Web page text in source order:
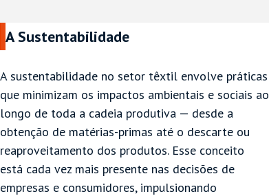
A Sustentabilidade
A sustentabilidade no setor têxtil envolve práticas
que minimizam os impactos ambientais e sociais ao
longo de toda a cadeia produtiva — desde a
obtenção de matérias-primas até o descarte ou
reaproveitamento dos produtos. Esse conceito
está cada vez mais presente nas decisões de
empresas e consumidores, impulsionando